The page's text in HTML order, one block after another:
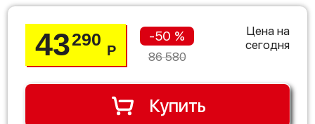
43290
Р
-50 %
86 580
Цена на
сегодня
Купить